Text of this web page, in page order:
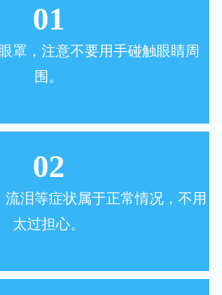
01
罩，注意不要用手碰触眼睛周
围。
02
流泪等症状属于正常情况，不用
太过担心。